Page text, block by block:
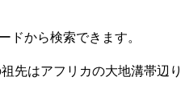
ドから検索できます。
先はアフリカの大地溝帯辺